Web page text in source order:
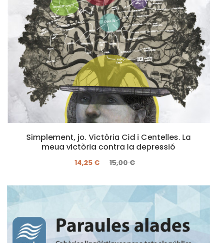
Simplement, jo. Victòria Cid i Centelles. La
meua victòria contra la depressió
14,25 € 15,00 €